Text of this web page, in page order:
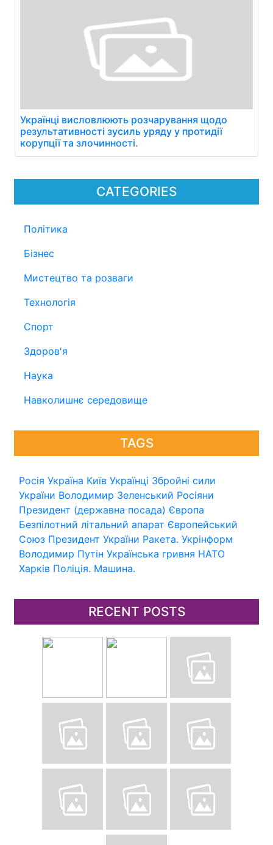
CATEGORIES
Політика
Бізнес
Мистецтво та розваги
Технологія
Спорт
Здоров'я
Наука
Навколишнє середовище
TAGS
Росія Україна Київ Українці Збройні сили
України Володимир Зеленський Росіяни
Президент (державна посада) Європа
Безпілотний літальний апарат Європейський
Союз Президент України Ракета. Укрінформ
Володимир Путін Українська гривня НАТО
Харків Поліція. Машина.
RECENT POSTS
Українці висловлюють розчарування щодо
результативності зусиль уряду у протидії
корупції та злочинності.